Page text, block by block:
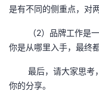
是有不同的侧重点，对
（2）品牌工作是
你是从哪里入手，最终
最后，请大家思考
你的分享。